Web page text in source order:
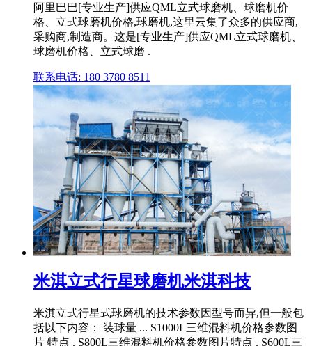
阿里巴巴[专业生产]供应QML立式球磨机、球磨机价
格、立式球磨机价格,球磨机,这里云集了众多的供应商,
采购商,制造商。这是[专业生产]供应QML立式球磨机、
球磨机价格、立式球磨 .
联系电话: 180 3780 8511
米淇立式行星球磨机米淇科技
米淇立式行星式球磨机的技术参数因型号而异,但一般包
括以下内容： 装球量 ... S1000L三维混料机价格参数图
片 特点 . S800L三维混料机价格参数图片特点 . S600L三